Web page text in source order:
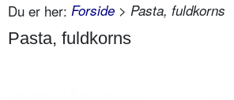
Du er her: Forside > Pasta, fuldkorns
Pasta, fuldkorns